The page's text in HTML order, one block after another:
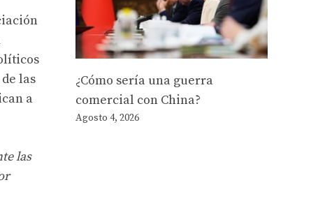
las
a
las
¿Cómo sería una guerra
comercial con China?
Agosto 4, 2026